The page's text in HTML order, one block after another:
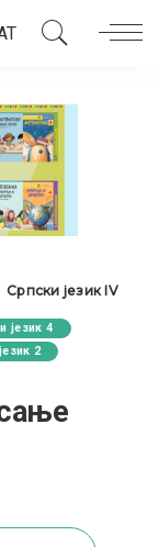
Српски језик IV
језик 4
2